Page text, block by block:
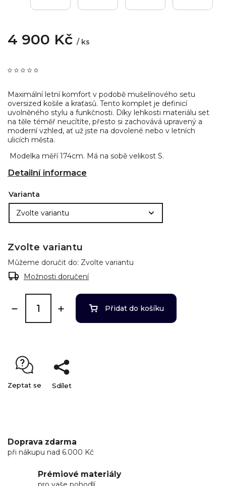
4 900 Kč / ks
Maximální letní komfort v podobě mušelínového setu
oversized košile a kraťasů. Tento komplet je definicí
uvolněného stylu a funkčnosti. Díky lehkosti materiálu set
na těle téměř neucítíte, přesto si zachovává upravený a
moderní vzhled, ať už jste na dovolené nebo v letních
ulicích města.
Modelka měří 174cm. Má na sobě velikost S.
Detailní informace
Varianta
Zvolte variantu
Můžeme doručit do: Zvolte variantu
Možnosti doručení
Přidat do košíku
Zeptat se Sdílet
Doprava zdarma
při nákupu nad 6.000 Kč
Prémiové materiály